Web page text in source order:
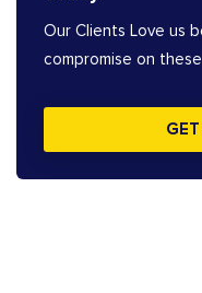
Our Clients Love us
compromise on these